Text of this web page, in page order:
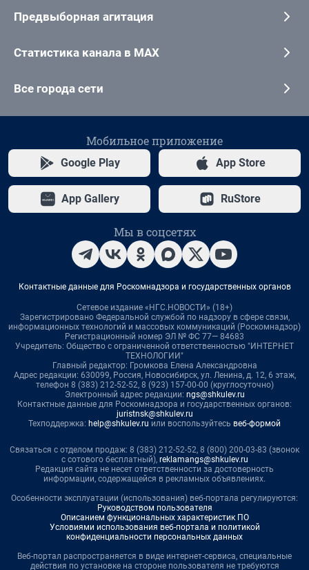
Предвыборная агитация
Статистика канала в MAX
Все города сети
Мобильное приложение
Google Play App Store
App Gallery RuStore
Мы в соцсетях
Контактные данные для Роскомнадзора и государственных органов
Сетевое издание «НГС.НОВОСТИ» (18+)
Зарегистрировано Федеральной службой по надзору в сфере связи,
информационных технологий и массовых коммуникаций (Роскомнадзор)
Регистрационный номер ЭЛ № ФС 77— 84683
Учредитель: Общество с ограниченной ответственностью "ИНТЕРНЕТ
ТЕХНОЛОГИИ"
Главный редактор: Громкова Елена Александровна
Адрес редакции: 630099, Россия, Новосибирск, ул. Ленина, д. 12, 6 этаж,
телефон 8 (383) 212-52-52, 8 (923) 157-00-00 (круглосуточно)
Электронный адрес редакции: ngs@shkulev.ru
Контактные данные для Роскомнадзора и государственных органов:
juristnsk@shkulev.ru
Техподдержка: help@shkulev.ru или воспользуйтесь веб-формой
Связаться с отделом продаж: 8 (383) 212-52-52, 8 (800) 200-03-83 (звонок
с сотового бесплатный), reklamangs@shkulev.ru
Редакция сайта не несет ответственности за достоверность
информации, содержащейся в рекламных объявлениях.
Особенности эксплуатации (использования) веб-портала регулируются:
Руководством пользователя
Описанием функциональных характеристик ПО
Условиями использования веб-портала и политикой
конфиденциальности персональных данных
Веб-портал распространяется в виде интернет-сервиса, специальные
действия по установке на стороне пользователя не требуются